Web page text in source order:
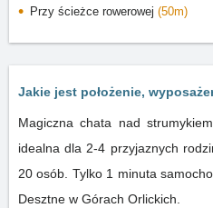
Przy ścieżce rowerowej (50m)
Jakie jest położenie,
Magiczna chata nad
idealna dla 2-4 przyjaznych
20 osób. Tylko 1 minuta
Desztne w Górach Orlickich.